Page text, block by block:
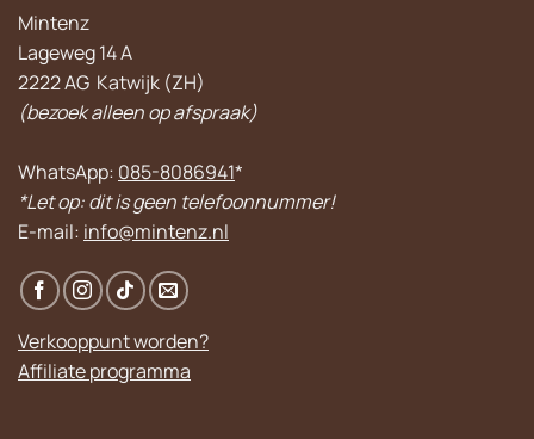
Mintenz
Lageweg 14 A
2222 AG Katwijk (ZH)
(bezoek alleen op afspraak)
WhatsApp: 085-8086941*
*Let op: dit is geen telefoonnummer!
E-mail: info@mintenz.nl
Verkooppunt worden?
Affiliate programma